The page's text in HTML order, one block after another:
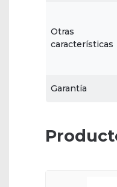
Otras
características
Garantía